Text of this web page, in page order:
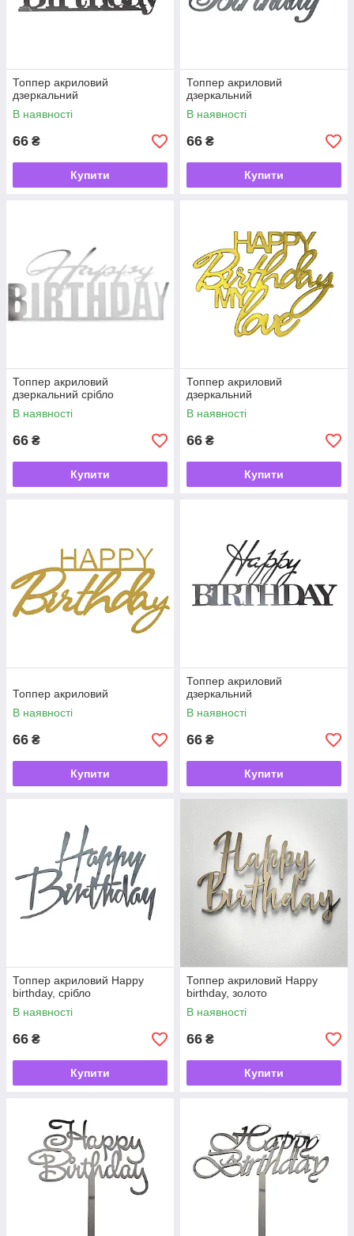
Топпер акриловий
дзеркальний
В наявності
66 ₴
Купити
Топпер акриловий
дзеркальний
В наявності
66 ₴
Купити
Топпер акриловий
дзеркальний срібло
В наявності
66 ₴
Купити
Топпер акриловий
дзеркальний
В наявності
66 ₴
Купити
Топпер акриловий
В наявності
66 ₴
Купити
Топпер акриловий
дзеркальний
В наявності
66 ₴
Купити
Топпер акриловий Happy
birthday, срібло
В наявності
66 ₴
Купити
Топпер акриловий Happy
birthday, золото
В наявності
66 ₴
Купити